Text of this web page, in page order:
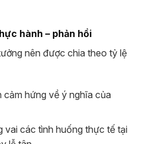
hành – phản hồi
nên được chia theo tỷ lệ
cảm hứng về ý nghĩa của
vai các tình huống thực tế tại